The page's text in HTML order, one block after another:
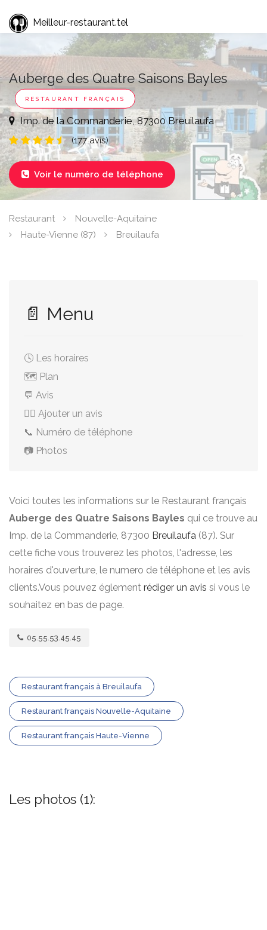
Meilleur-restaurant.tel
Auberge des Quatre Saisons Bayles
RESTAURANT FRANÇAIS
Imp. de la Commanderie, 87300 Breuilaufa
(177 avis)
 Voir le numéro de téléphone
Restaurant
Nouvelle-Aquitaine
Haute-Vienne (87)
Breuilaufa
📄 Menu
🕓 Les horaires
🗺️ Plan
💬 Avis
✍🏻 Ajouter un avis
📞 Numéro de téléphone
📷 Photos
Voici toutes les informations sur le Restaurant français
Auberge des Quatre Saisons Bayles qui ce trouve au
Imp. de la Commanderie, 87300 Breuilaufa (87). Sur
cette fiche vous trouverez les photos, l'adresse, les
horaires d'ouverture, le numero de téléphone et les avis
clients.Vous pouvez églement rédiger un avis si vous le
souhaitez en bas de page.
05.55.53.45.45
Restaurant français à Breuilaufa
Restaurant français Nouvelle-Aquitaine
Restaurant français Haute-Vienne
Les photos (1):